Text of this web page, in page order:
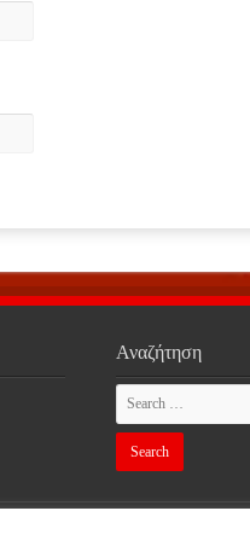
Αναζήτηση